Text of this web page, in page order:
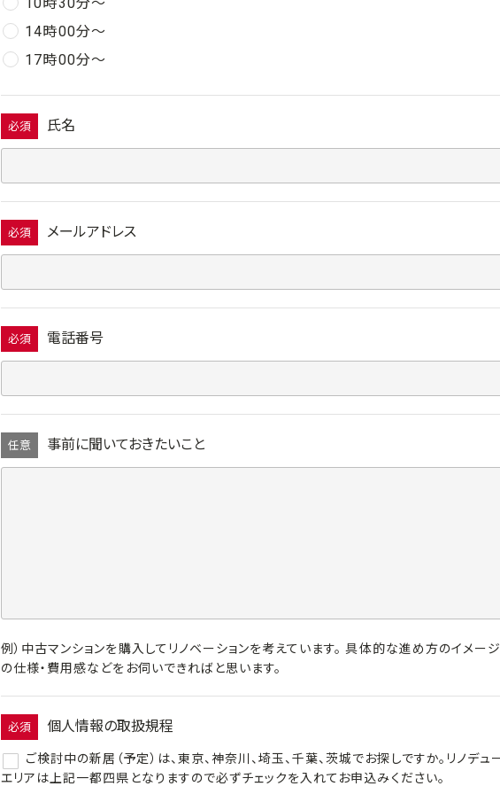
14時00分〜
17時00分〜
必須 氏名
必須 メールアドレス
必須 電話番号
任意 事前に聞いておきたいこと
例）中古マンションを購入してリノベーションを考えています。 具体的な進め方のイメー
の仕様・費用感などをお伺いできればと思います。
必須 個人情報の取扱規程
ご検討中の新居（予定）は、東京、神奈川、埼玉、千葉、茨城でお探しですか。リノデ
エリアは上記一都四県となりますので必ずチェックを入れてお申込みください。